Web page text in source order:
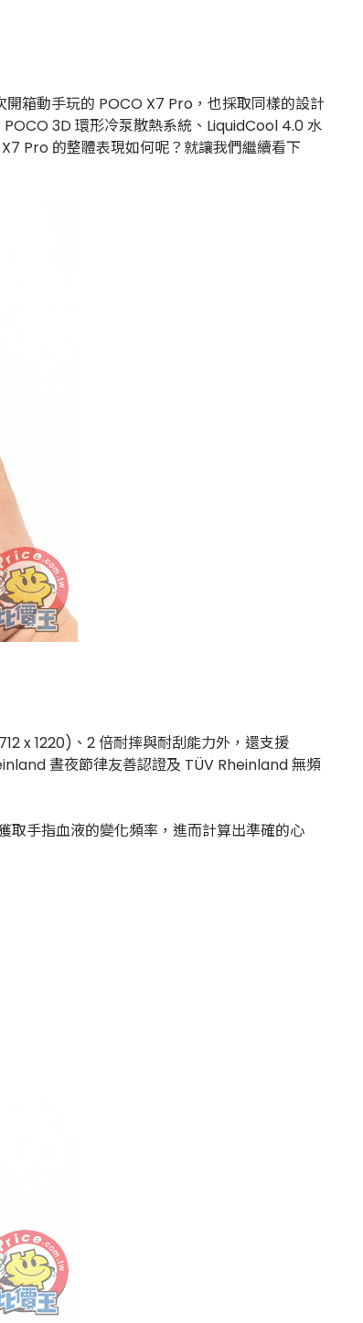
箱動手玩的 POCO X7 Pro，也採取同樣的設計
3D 環形冷泵散熱系統、LiquidCool 4.0 水
Pro 的整體表現如何呢？就讓我們繼續看下
x 1220)、2 倍耐摔與耐刮能力外，還支援
晝夜節律友善認證及 TÜV Rheinland 無頻
取手指血液的變化頻率，進而計算出準確的心